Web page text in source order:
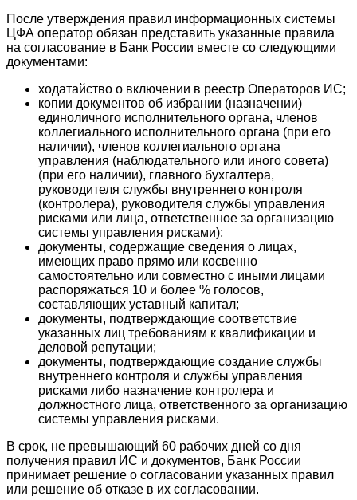
После утверждения правил информационных системы
ЦФА оператор обязан представить указанные правила
на согласование в Банк России вместе со следующими
документами:
ходатайство о включении в реестр Операторов ИС;
копии документов об избрании (назначении)
единоличного исполнительного органа, членов
коллегиального исполнительного органа (при его
наличии), членов коллегиального органа
управления (наблюдательного или иного совета)
(при его наличии), главного бухгалтера,
руководителя службы внутреннего контроля
(контролера), руководителя службы управления
рисками или лица, ответственное за организацию
системы управления рисками);
документы, содержащие сведения о лицах,
имеющих право прямо или косвенно
самостоятельно или совместно с иными лицами
распоряжаться 10 и более % голосов,
составляющих уставный капитал;
документы, подтверждающие соответствие
указанных лиц требованиям к квалификации и
деловой репутации;
документы, подтверждающие создание службы
внутреннего контроля и службы управления
рисками либо назначение контролера и
должностного лица, ответственного за организацию
системы управления рисками.
В срок, не превышающий 60 рабочих дней со дня
получения правил ИС и документов, Банк России
принимает решение о согласовании указанных правил
или решение об отказе в их согласовании.